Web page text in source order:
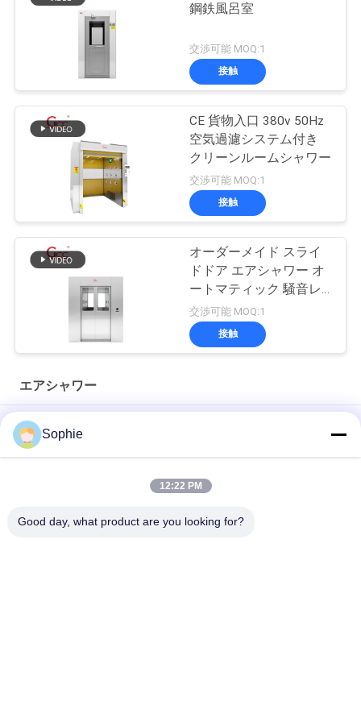
鋼鉄風呂室
交渉可能 MOQ:1
接触
CE 貨物入口 380v 50Hz
空気過濾システム付き
クリーンルームシャワー
交渉可能 MOQ:1
接触
オーダーメイド スライ
ドドア エアシャワー オ
ートマティック 騒音レ
ベル 65dB
交渉可能 MOQ:1
接触
エアシャワー
GCC貨物クリーンルームエアシャワー、PVCシャッタードアと
ラボ用光電センサー付き
Sophie
12:22 PM
Good day, what product are you looking for?